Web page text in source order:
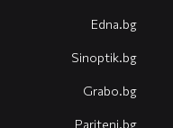
Edna.bg
Sinoptik.bg
Grabo.bg
Pariteni.bg